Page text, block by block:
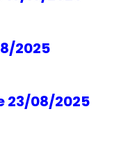
2025
23/08/2025